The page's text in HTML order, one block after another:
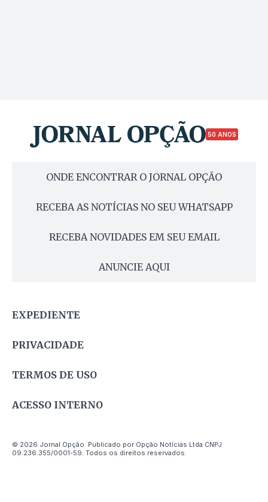
50 ANOS
ONDE ENCONTRAR O JORNAL OPÇÃO
RECEBA AS NOTÍCIAS NO SEU WHATSAPP
RECEBA NOVIDADES EM SEU EMAIL
ANUNCIE AQUI
EXPEDIENTE
PRIVACIDADE
TERMOS DE USO
ACESSO INTERNO
© 2026 Jornal Opção. Publicado por Opção Notícias Ltda CNPJ
09.236.355/0001-59. Todos os direitos reservados.